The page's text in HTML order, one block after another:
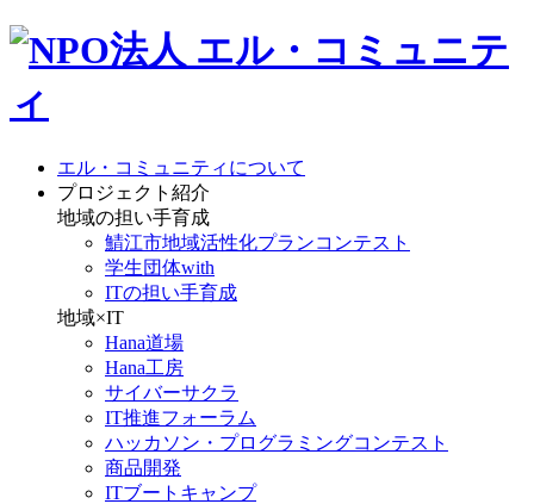
エル・コミュニティについて
プロジェクト紹介
地域の担い手育成
鯖江市地域活性化プランコンテスト
学生団体with
ITの担い手育成
地域×IT
Hana道場
Hana工房
サイバーサクラ
IT推進フォーラム
ハッカソン・プログラミングコンテスト
商品開発
ITブートキャンプ